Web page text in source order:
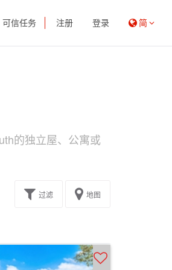
可信任务 注册 登录 简
的独立屋、公寓或
过滤 地图